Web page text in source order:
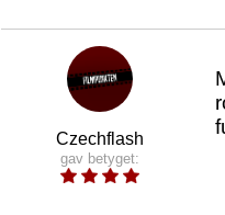
Czechflash
gav betyget: